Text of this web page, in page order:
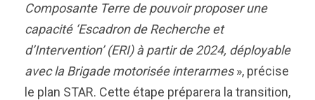
Composante Terre de pouvoir proposer une
capacité ‘Escadron de Recherche et
d’Intervention’ (ERI) à partir de 2024, déployable
avec la Brigade motorisée interarmes», précise
le plan STAR. Cette étape préparera la transition,